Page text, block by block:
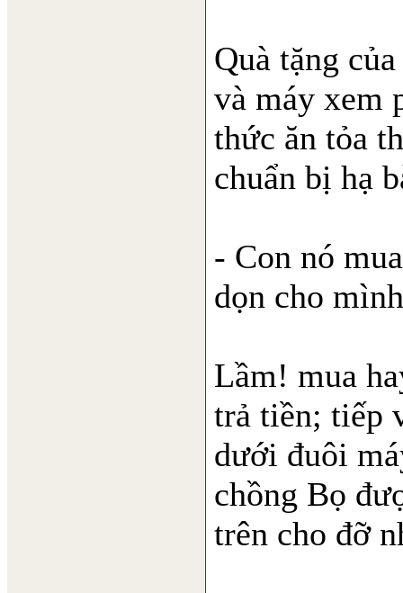
Quà tặng
và máy xem
thức ăn tỏa
chuẩn bị hạ
- Con nó
dọn cho
Lầm! mua
trả tiền; tiếp
dưới đuôi
chồng Bọ
trên cho đỡ